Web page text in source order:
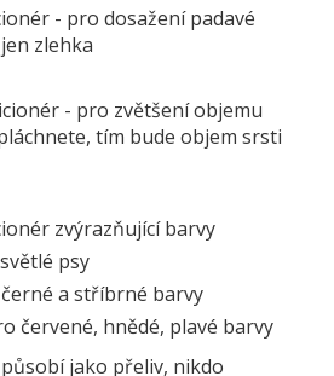
- pro dosažení padavé
zlehka
- pro zvětšení objemu
tím bude objem srsti
zvýrazňující barvy
psy
a stříbrné barvy
červené, hnědé, plavé barvy
jako přeliv, nikdo